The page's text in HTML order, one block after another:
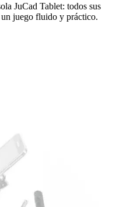
JuCad Tablet: todos sus
un juego fluido y práctico.